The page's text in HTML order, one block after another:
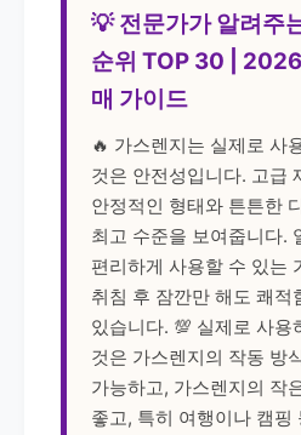
💡 전문가가 알려주
순위 TOP 30 |
매 가이드
🔥 가스렌지는 실제로 사
것은 안전성입니다. 고급
안정적인 형태와 튼튼한
최고 수준을 보여줍니다.
편리하게 사용할 수 있는
취침 후 잠깐만 해도 쾌적
있습니다. 💯 실제로 사용
것은 가스렌지의 작동 방
가능하고, 가스렌지의 작
좋고, 특히 여행이나 캠핑